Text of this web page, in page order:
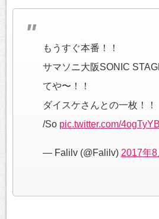
もうすぐ本番！！
サマソニ大阪SONIC
てや〜！！
ダイスケさんとの一枚！！
/So pic.twitter.com/
— Falilv (@Falilv) 2017年8